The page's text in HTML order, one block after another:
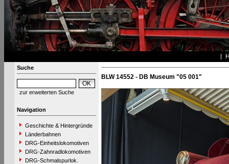
Suche
zur erweiterten Suche
Navigation
Geschichte & Hintergründe
Länderbahnen
DRG-Einheitslokomotiven
DRG-Zahnradlokomotiven
DRG-Schmalspurlok.
BLW 14552 - DB Museum "05 001"